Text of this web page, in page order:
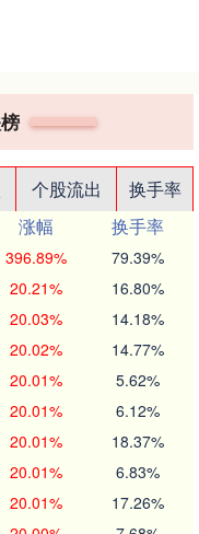
个股流出
换手率
涨幅
换手率
396.89% 79.39%
20.21% 16.80%
20.03% 14.18%
20.02% 14.77%
20.01% 5.62%
20.01% 6.12%
20.01% 18.37%
20.01% 6.83%
20.01% 17.26%